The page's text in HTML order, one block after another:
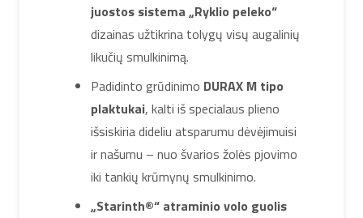
juostos sistema „Ryklio peleko“
dizainas užtikrina tolygų visų augalinių
likučių smulkinimą.
Padidinto grūdinimo DURAX M tipo
plaktukai, kalti iš specialaus plieno
išsiskiria dideliu atsparumu dėvėjimuisi
ir našumu – nuo švarios žolės pjovimo
iki tankių krūmynų smulkinimo.
„Starinth®“ atraminio volo guolis